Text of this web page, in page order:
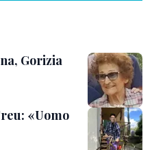
Gorizia
«Uomo